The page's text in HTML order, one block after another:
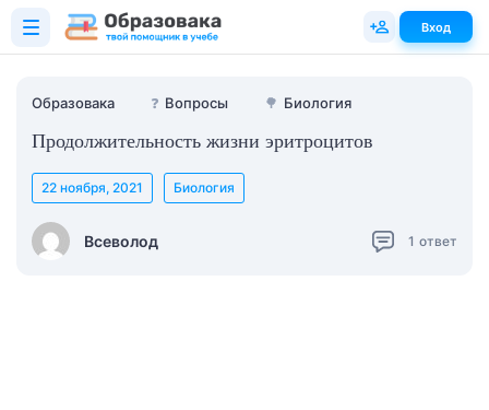
Образовака ❓ Вопросы 🌳 Биология
Продолжительность жизни эритроцитов
Всеволод
22 ноября, 2021 Биология
1 ответ
Вход